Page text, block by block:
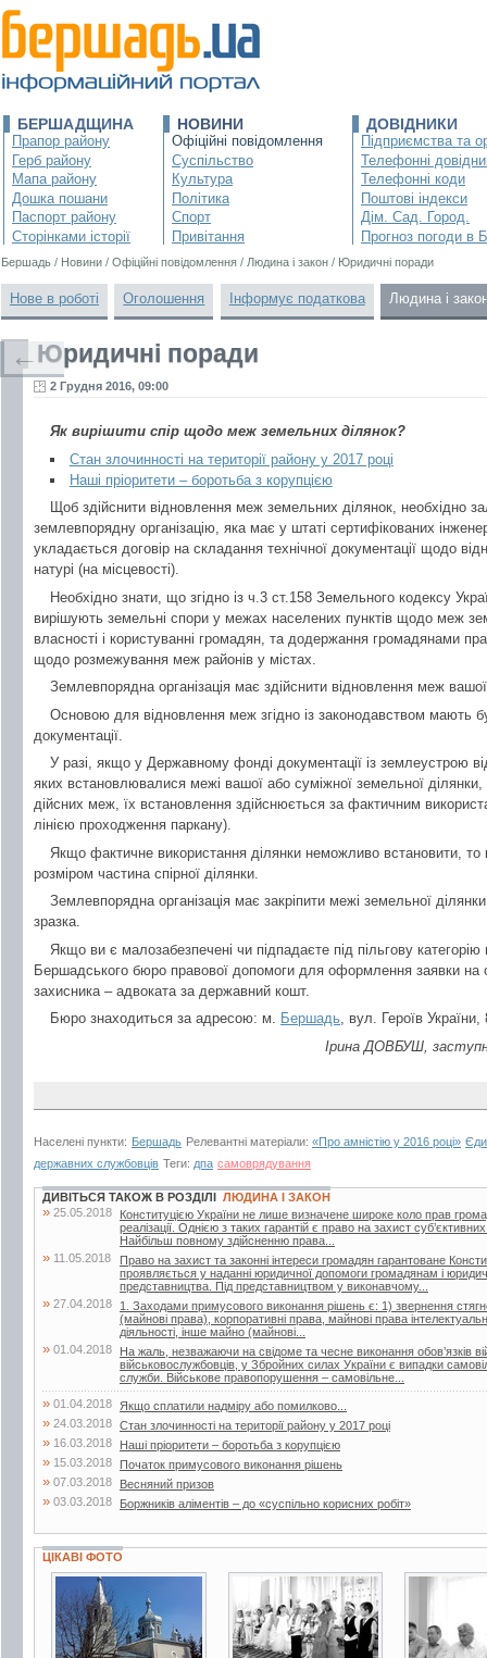
БЕРШАДЩИНА
Прапор району
Герб району
Мапа району
Дошка пошани
Паспорт району
Сторінками історії
НОВИНИ
Офіційні повідомлення
Суспільство
Культура
Політика
Спорт
Привітання
ДОВІДНИКИ
Підприємства та
Телефонні
Телефонні коди
Поштові індекси
Дім. Сад. Город.
Прогноз погоди в
Бершадь / Новини / Офіційні повідомлення / Людина і закон / Юридичні поради
Нове в роботі Оголошення Інформує податкова Людина і
Юридичні поради
2 Грудня 2016, 09:00
Як вирішити спір щодо меж земельних ділянок?
Стан злочинності на території району у 2017 році
Наші пріоритети – боротьба з корупцією
Щоб здійснити відновлення меж земельних ділянок, необхідно
землевпорядну організацію, яка має у штаті сертифікованих
укладається договір на складання технічної документації щодо
натурі (на місцевості).
Необхідно знати, що згідно із ч.3 ст.158 Земельного кодексу
вирішують земельні спори у межах населених пунктів щодо меж
власності і користуванні громадян, та додержання громадянами
щодо розмежування меж районів у містах.
Землевпорядна організація має здійснити відновлення меж
Основою для відновлення меж згідно із законодавством мають
документації.
У разі, якщо у Державному фонді документації із землеустрою
яких встановлювалися межі вашої або суміжної земельної
дійсних меж, їх встановлення здійснюється за фактичним
лінією проходження паркану).
Якщо фактичне використання ділянки неможливо встановити, то
розміром частина спірної ділянки.
Землевпорядна організація має закріпити межі земельної
зразка.
Якщо ви є малозабезпечені чи підпадаєте під пільгову
Бершадського бюро правової допомоги для оформлення заявки на
захисника – адвоката за державний кошт.
Бюро знаходиться за адресою: м. Бершадь, вул. Героїв
Ірина ДОВБУШ,
Населені пункти: Бершадь Релевантні матеріали: «Про амністію у 2016 році»
державних службовців Теги: дпа самоврядування
←
ДИВІТЬСЯ ТАКОЖ В РОЗДІЛІ ЛЮДИНА І ЗАКОН
» 25.05.2018
Конституцією України не лише визначене широке коло прав
реалізації. Однією з таких гарантій є право на захист
Найбільш повному здійсненню права...
» 11.05.2018
Право на захист та законні інтереси громадян гарантоване
проявляється у наданні юридичної допомоги громадянам і
представництва. Під представництвом у виконавчому...
» 27.04.2018
1. Заходами примусового виконання рішень є: 1) звернення
(майнові права), корпоративні права, майнові права
діяльності, інше майно (майнові...
» 01.04.2018
На жаль, незважаючи на свідоме та чесне виконання обов’язків
військовослужбовців, у Збройних силах України є випадки
служби. Військове правопорушення – самовільне...
» 01.04.2018 Якщо сплатили надміру або помилково...
» 24.03.2018 Стан злочинності на території району у 2017 році
» 16.03.2018 Наші пріоритети – боротьба з корупцією
» 15.03.2018 Початок примусового виконання рішень
» 07.03.2018 Весняний призов
» 03.03.2018 Боржників аліментів – до «суспільно корисних робіт»
ЦІКАВІ ФОТО
3 фото